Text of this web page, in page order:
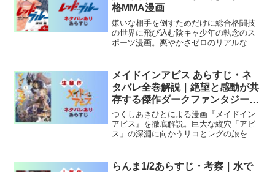
格MMA漫画
嫌いな相手を倒すためだけに総合格闘技
の世界に飛び込む陰キャ少年の執念のス
ポーツ漫画。爽やかさゼロのリアルな
メイドインアビス あらすじ・ネ
タバレ全巻解説｜絶望と感動が共
存する傑作ダークファンタジー冒
険漫画
つくしあきひとによる漫画『メイドイン
アビス』を徹底解説。巨大な縦穴「アビ
ス」の深淵に向かうリコとレグの旅を追
らんま1/2あらすじ・考察｜水で